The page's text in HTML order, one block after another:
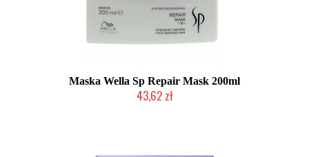
Maska Wella Sp Repair Mask 200ml
43,62 zł